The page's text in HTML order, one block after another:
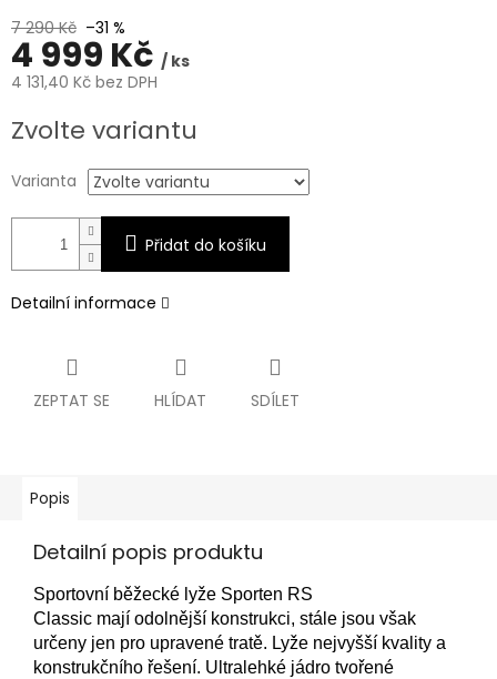
7 290 Kč –31 %
4 999 Kč / ks
4 131,40 Kč bez DPH
cena:
Zvolte variantu
Varianta
Přidat do košíku
Detailní informace
ZEPTAT SE HLÍDAT SDÍLET
Popis
Detailní popis produktu
Sportovní běžecké lyže Sporten RS
Classic mají odolnější konstrukci, stále jsou však
určeny jen pro upravené tratě. Lyže nejvyšší kvality a
konstrukčního řešení. Ultralehké jádro tvořené